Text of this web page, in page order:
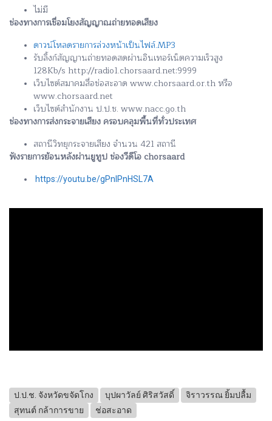
ไม่มี
ช่องทางการเชื่อมโยงสัญญาณถ่ายทอดเสียง
ดาวน์โหลดรายการล่วงหน้าเป็นไฟล์.MP3
รับลิ้งก์สัญญานถ่ายทอดสดผ่านอินเทอร์เน็ตความเร็วสูง
128Kb/s http://radio1.chorsaard.net:9999
เว็บไซต์สมาคมสื่อช่อสะอาด www.chorsaard.or.th หรือ
www.chorsaard.net
เว็บไซต์สำนักงาน ป.ป.ช. www.nacc.go.th
ช่องทางการส่งกระจายเสียง ครอบคลุมพื้นที่ทั่วประเทศ
สถานีวิทยุกระจายเสียง จำนวน 421 สถานี
ฟังรายการย้อนหลังผ่านยูทูป ช่องวีดีโอ chorsaard
https://youtu.be/gPnlPnHSL7A
ป.ป.ช. จังหวัดขจัดโกง บุปผาวัลย์ ศิริสวัสดิ์
จิราวรรณ ยิ้มปลื้ม
สุทนต์ กล้าการขาย
ช่อสะอาด